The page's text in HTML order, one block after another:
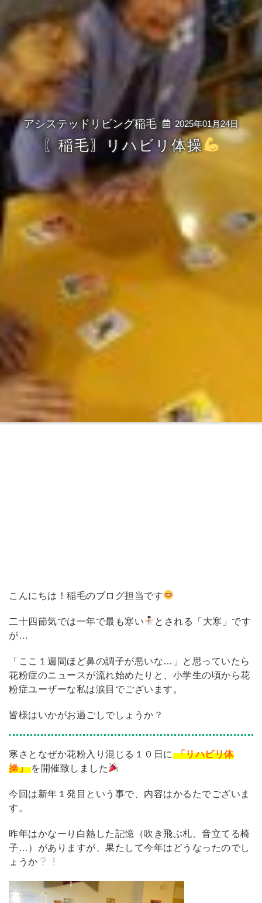
2025年01月24日
〖稲毛〗リハビリ体操
こんにちは！稲毛のブログ担当です
二十四節気では一年で最も寒い
とされる「大寒」です
が…
「ここ１週間ほど鼻の調子が悪いな…」と思っていたら
花粉症のニュースが流れ始めたりと、小学生の頃から花
粉症ユーザーな私は涙目でございます。
皆様はいかがお過ごしでしょうか？
寒さとなぜか花粉入り混じる１０日に 「リハビリ体
操」 を開催致しました
今回は新年１発目という事で、内容はかるたでございま
す。
昨年はかなーり白熱した記憶（吹き飛ぶ札、音立てる椅
子…）がありますが、果たして今年はどうなったのでし
ょうか